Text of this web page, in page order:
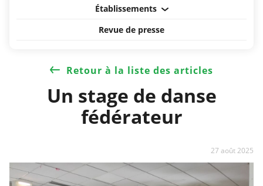
Établissements
Revue de presse
Retour à la liste des articles
Un stage de danse
fédérateur
27 août 2025